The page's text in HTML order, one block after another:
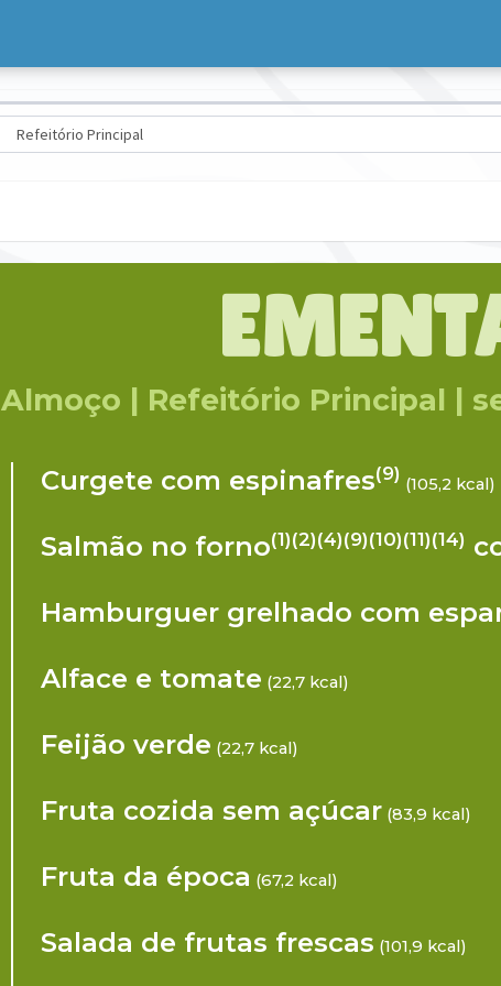
Almoço | Refeitório Principal |
Curgete com espinafres(9) (105,2 kcal)
Salmão no forno(1)(2)(4)(9)(10)(11)(14)
Hamburguer grelhado com
Alface e tomate (22,7 kcal)
Feijão verde (22,7 kcal)
Fruta cozida sem açúcar (83,9 kcal)
Fruta da época (67,2 kcal)
Salada de frutas frescas (101,9 kcal)